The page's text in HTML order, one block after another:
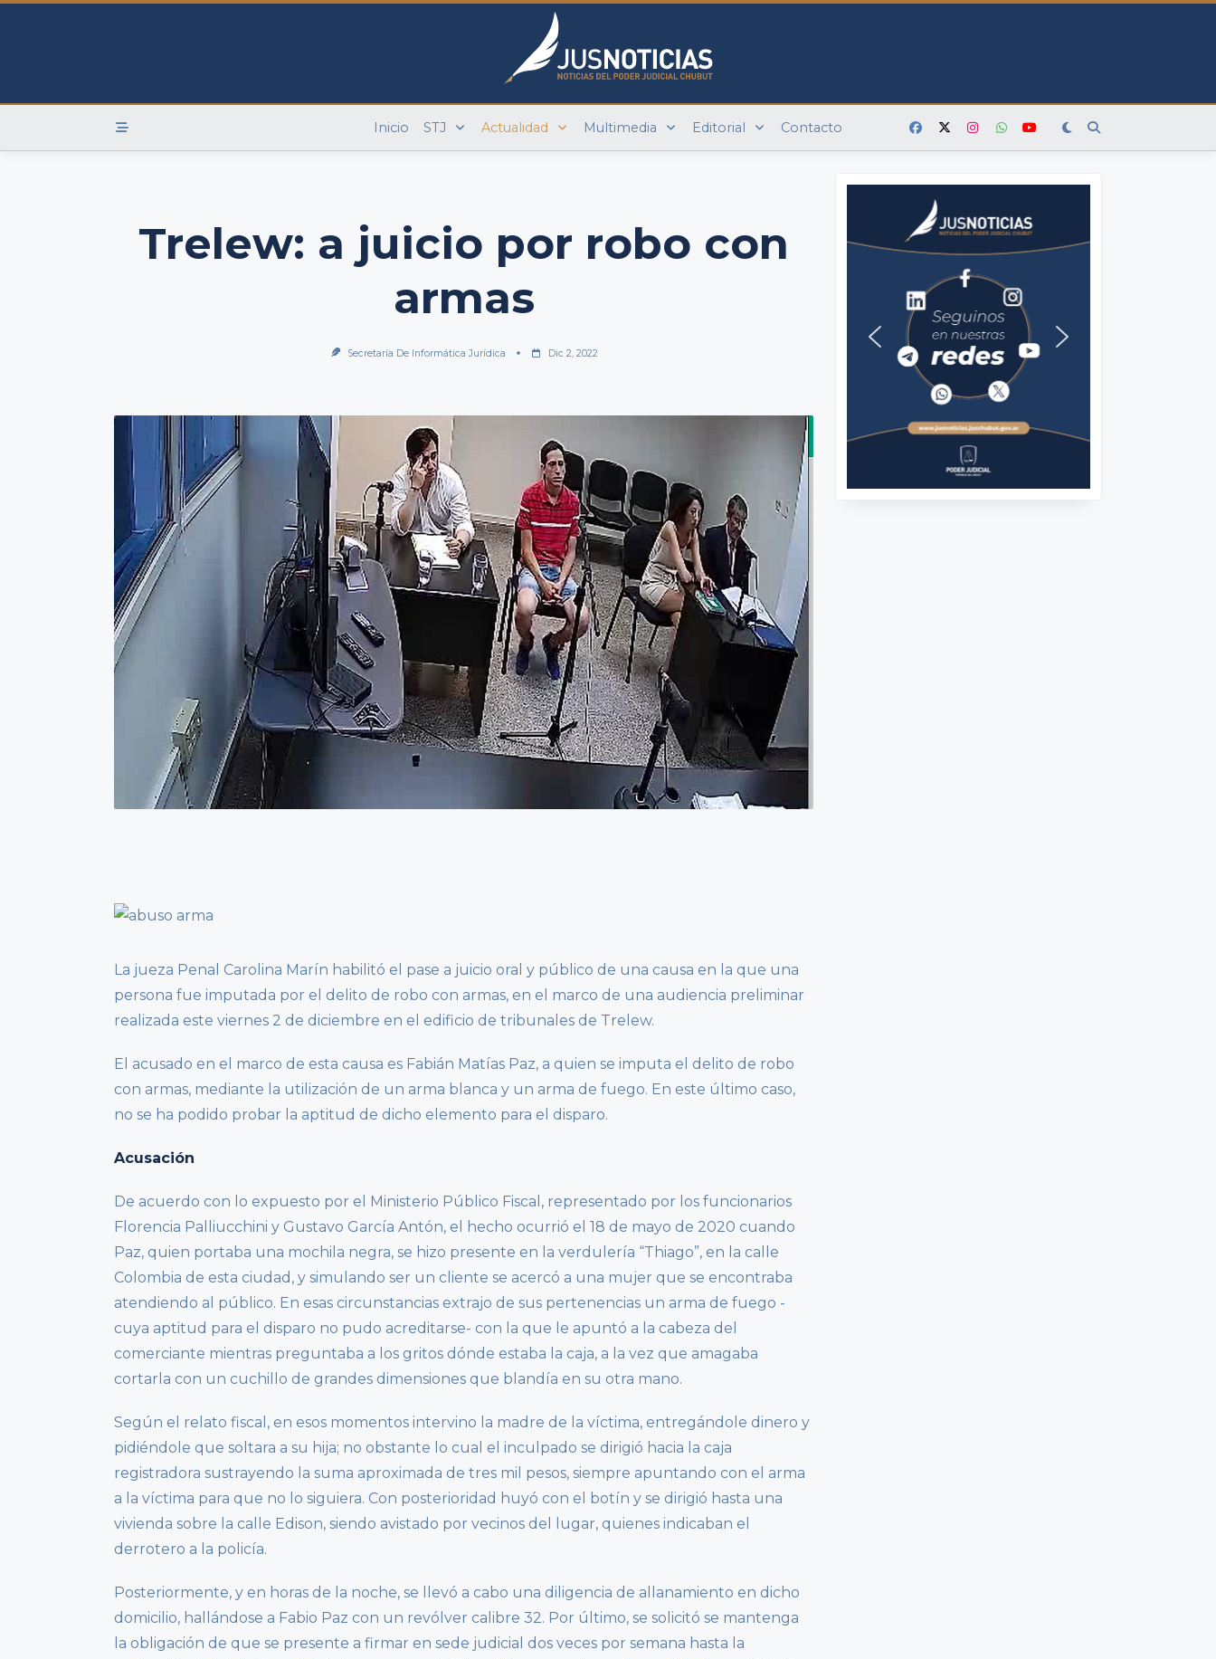
Skip
Inicio STJ Actualidad Multimedia Editorial Contacto
Trelew: a juicio por robo con
armas
Secretaría De Informática Jurídica Dic 2, 2022
La jueza Penal Carolina Marín habilitó el pase a juicio oral y público de una causa en la que una
persona fue imputada por el delito de robo con armas, en el marco de una audiencia preliminar
realizada este viernes 2 de diciembre en el edificio de tribunales de Trelew.
El acusado en el marco de esta causa es Fabián Matías Paz, a quien se imputa el delito de robo
con armas, mediante la utilización de un arma blanca y un arma de fuego. En este último caso,
no se ha podido probar la aptitud de dicho elemento para el disparo.
Acusación
De acuerdo con lo expuesto por el Ministerio Público Fiscal, representado por los funcionarios
Florencia Palliucchini y Gustavo García Antón, el hecho ocurrió el 18 de mayo de 2020 cuando
Paz, quien portaba una mochila negra, se hizo presente en la verdulería “Thiago”, en la calle
Colombia de esta ciudad, y simulando ser un cliente se acercó a una mujer que se encontraba
atendiendo al público. En esas circunstancias extrajo de sus pertenencias un arma de fuego -
cuya aptitud para el disparo no pudo acreditarse- con la que le apuntó a la cabeza del
comerciante mientras preguntaba a los gritos dónde estaba la caja, a la vez que amagaba
cortarla con un cuchillo de grandes dimensiones que blandía en su otra mano.
Según el relato fiscal, en esos momentos intervino la madre de la víctima, entregándole dinero y
pidiéndole que soltara a su hija; no obstante lo cual el inculpado se dirigió hacia la caja
registradora sustrayendo la suma aproximada de tres mil pesos, siempre apuntando con el arma
a la víctima para que no lo siguiera. Con posterioridad huyó con el botín y se dirigió hasta una
vivienda sobre la calle Edison, siendo avistado por vecinos del lugar, quienes indicaban el
derrotero a la policía.
Posteriormente, y en horas de la noche, se llevó a cabo una diligencia de allanamiento en dicho
domicilio, hallándose a Fabio Paz con un revólver calibre 32. Por último, se solicitó se mantenga
la obligación de que se presente a firmar en sede judicial dos veces por semana hasta la